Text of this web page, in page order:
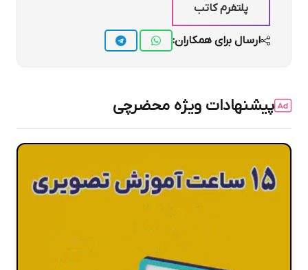
پلتفرم کاتب
ارسال برای همکاران:
پیشنهادات ویژه محضرچی